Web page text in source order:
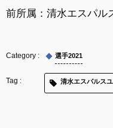
前所属：清水エスパル
選手2021
清水エスパルスユ